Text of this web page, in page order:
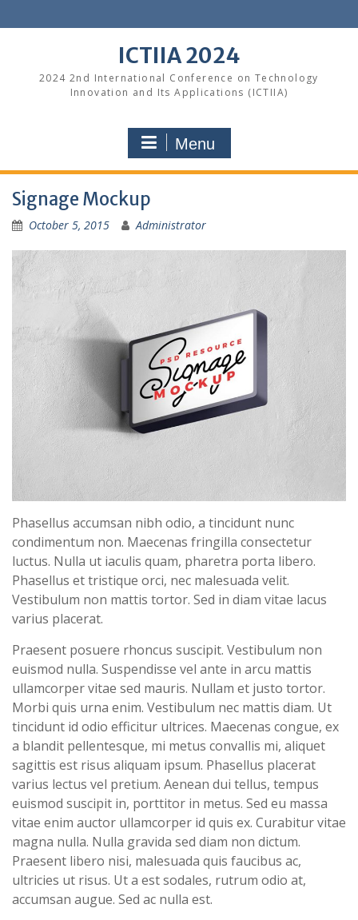
to
ICTIIA 2024
2024 2nd International Conference on Technology
Innovation and Its Applications (ICTIIA)
Menu
Signage Mockup
October 5, 2015 Administrator
Phasellus accumsan nibh odio, a tincidunt nunc
condimentum non. Maecenas fringilla consectetur
luctus. Nulla ut iaculis quam, pharetra porta libero.
Phasellus et tristique orci, nec malesuada velit.
Vestibulum non mattis tortor. Sed in diam vitae lacus
varius placerat.
Praesent posuere rhoncus suscipit. Vestibulum non
euismod nulla. Suspendisse vel ante in arcu mattis
ullamcorper vitae sed mauris. Nullam et justo tortor.
Morbi quis urna enim. Vestibulum nec mattis diam. Ut
tincidunt id odio efficitur ultrices. Maecenas congue, ex
a blandit pellentesque, mi metus convallis mi, aliquet
sagittis est risus aliquam ipsum. Phasellus placerat
varius lectus vel pretium. Aenean dui tellus, tempus
euismod suscipit in, porttitor in metus. Sed eu massa
vitae enim auctor ullamcorper id quis ex. Curabitur vitae
magna nulla. Nulla gravida sed diam non dictum.
Praesent libero nisi, malesuada quis faucibus ac,
ultricies ut risus. Ut a est sodales, rutrum odio at,
accumsan augue. Sed ac nulla est.